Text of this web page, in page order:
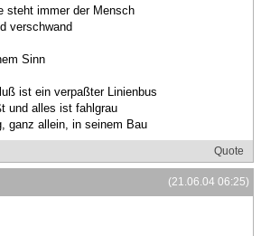
steht immer der Mensch
verschwand
Sinn
ist ein verpaßter Linienbus
und alles ist fahlgrau
ganz allein, in seinem Bau
Quote
(21.06.04 06:25)